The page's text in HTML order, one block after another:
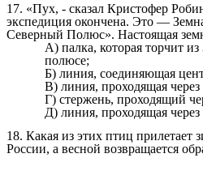
17. «Пух, - сказал Кристофер
экспедиция окончена. Это —
Северный Полюс». Настоящая
А) палка, которая торчит
полюсе;
Б) линия, соединяющая
В) линия, проходящая
Г) стержень, проходящий
Д) линия, проходящая
18. Какая из этих птиц прилетает
России, а весной возвращается